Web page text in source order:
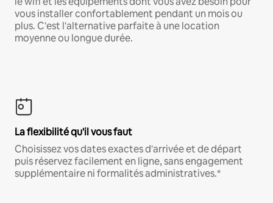
vous installer confortablement pendant un mois ou
plus. C'est l'alternative parfaite à une location
moyenne ou longue durée.
La flexibilité qu'il vous faut
Choisissez vos dates exactes d'arrivée et de départ
puis réservez facilement en ligne, sans engagement
supplémentaire ni formalités administratives.*